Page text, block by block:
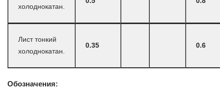
холоднокатан.
Лист тонкий
холоднокатан.
0.35 0.6
Обозначения: